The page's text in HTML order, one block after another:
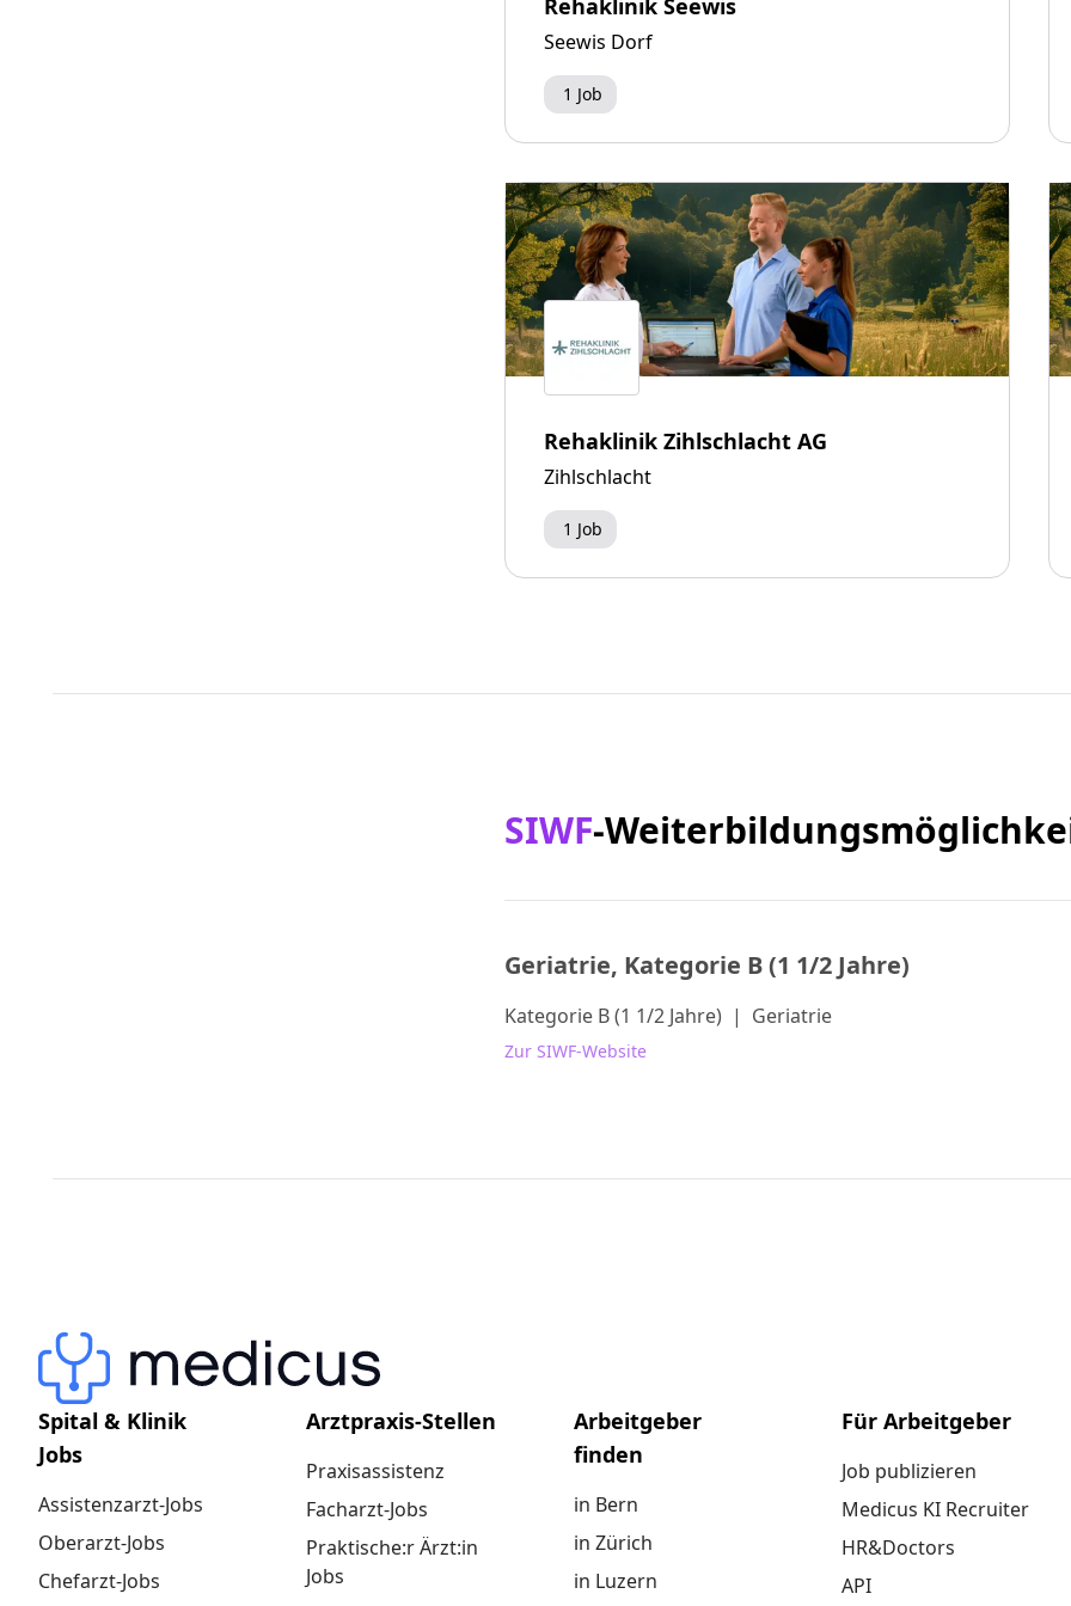
Seewis Dorf
1 Job
Rehaklinik Zihlschlacht AG
Zihlschlacht
1 Job
SIWF-
Geriatrie, Kategorie B (1 1/2 Jahre)
Kategorie B (1 1/2 Jahre) | Geriatrie
Zur SIWF-Website
Spital & Klinik
Jobs
Assistenzarzt-Jobs
Oberarzt-Jobs
Chefarzt-Jobs
Arztpraxis-Stellen
Praxisassistenz
Facharzt-Jobs
Praktische:r Ärzt:in
Jobs
Arbeitgeber
finden
in Bern
in Zürich
in Luzern
Für Arbeitgeber
Job publizieren
Medicus KI Recruiter
HR&Doctors
API